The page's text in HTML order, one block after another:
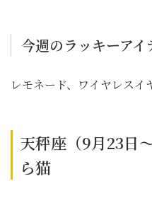
今週のラッキーアイ
レモネード、ワイヤレスイ
天秤座（9月23日
ら猫